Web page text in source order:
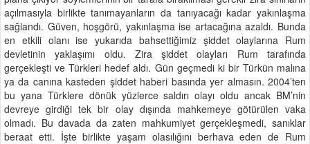
açılmasıyla birlikte tanımayanların da tanıyacağı kadar yakınlaşma
sağlandı. Güven, hoşgörü, yakınlaşma ise artacağına azaldı. Bunda
en etkili olanı ise yukarıda bahsettiğimiz şiddet olaylarına Rum
devletinin yaklaşımı oldu. Zira şiddet olayları Rum tarafında
gerçekleşti ve Türkleri hedef aldı. Gün geçmedi ki bir Türkün malına
ya da canına kasteden şiddet haberi basında yer almasın. 2004’ten
bu yana Türklere dönük yüzlerce saldırı olayı oldu ancak BM’nin
devreye girdiği tek bir olay dışında mahkemeye götürülen vaka
olmadı. Bu davada da zaten mahkumiyet gerçekleşmedi, sanıklar
beraat etti. İşte birlikte yaşam olasılığını berhava eden de Rum